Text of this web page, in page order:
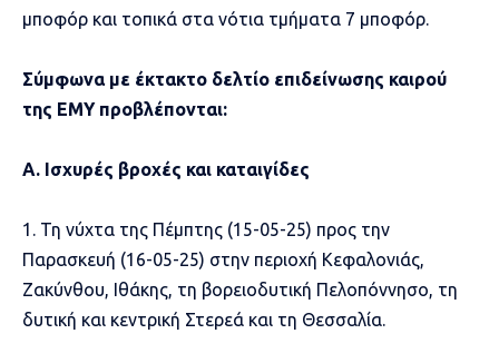
μποφόρ και τοπικά στα νότια τμήματα 7 μποφόρ.
Σύμφωνα με έκτακτο δελτίο επιδείνωσης καιρού
της ΕΜΥ προβλέπονται:
Α. Ισχυρές βροχές και καταιγίδες
1. Τη νύχτα της Πέμπτης (15-05-25) προς την
Παρασκευή (16-05-25) στην περιοχή Κεφαλονιάς,
Ζακύνθου, Ιθάκης, τη βορειοδυτική Πελοπόννησο, τη
δυτική και κεντρική Στερεά και τη Θεσσαλία.